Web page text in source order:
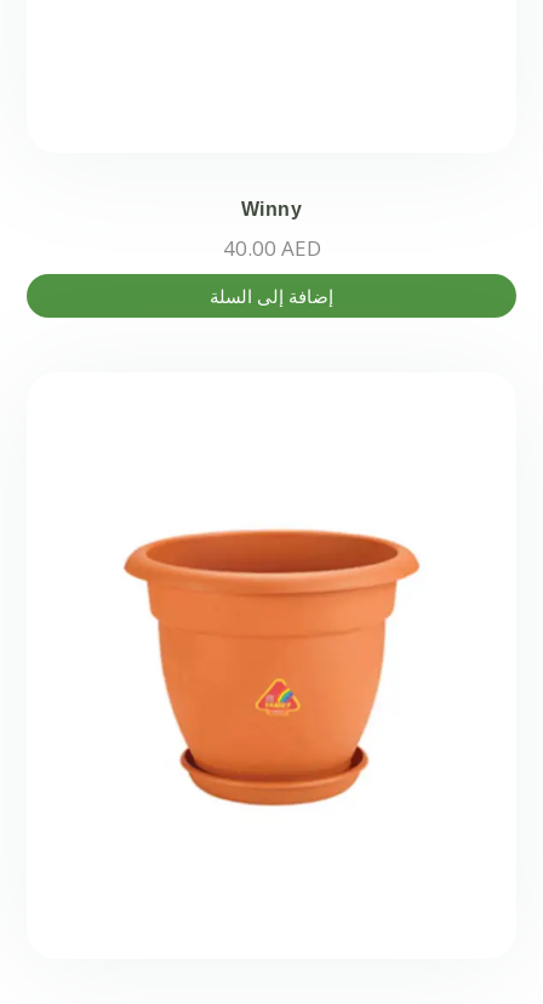
Winny
40.00 AED
إضافة إلى السلة